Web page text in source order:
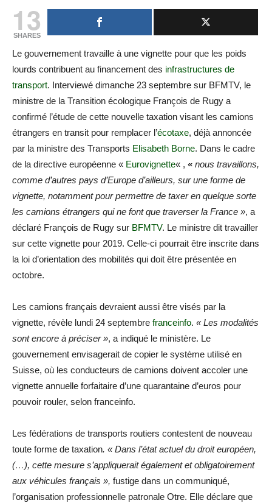
13
SHARES
Le gouvernement travaille à une vignette pour que les poids
lourds contribuent au financement des infrastructures de
transport. Interviewé dimanche 23 septembre sur BFMTV, le
ministre de la Transition écologique François de Rugy a
confirmé l’étude de cette nouvelle taxation visant les camions
étrangers en transit pour remplacer l’écotaxe, déjà annoncée
par la ministre des Transports Elisabeth Borne. Dans le cadre
de la directive européenne « Eurovignette« , « nous travaillons,
comme d’autres pays d’Europe d’ailleurs, sur une forme de
vignette, notamment pour permettre de taxer en quelque sorte
les camions étrangers qui ne font que traverser la France », a
déclaré François de Rugy sur BFMTV. Le ministre dit travailler
sur cette vignette pour 2019. Celle-ci pourrait être inscrite dans
la loi d’orientation des mobilités qui doit être présentée en
octobre.
Les camions français devraient aussi être visés par la
vignette, révèle lundi 24 septembre franceinfo. « Les modalités
sont encore à préciser », a indiqué le ministère. Le
gouvernement envisagerait de copier le système utilisé en
Suisse, où les conducteurs de camions doivent accoler une
vignette annuelle forfaitaire d’une quarantaine d’euros pour
pouvoir rouler, selon franceinfo.
Les fédérations de transports routiers contestent de nouveau
toute forme de taxation. « Dans l’état actuel du droit européen,
(…), cette mesure s’appliquerait également et obligatoirement
aux véhicules français », fustige dans un communiqué,
l’organisation professionnelle patronale Otre. Elle déclare que